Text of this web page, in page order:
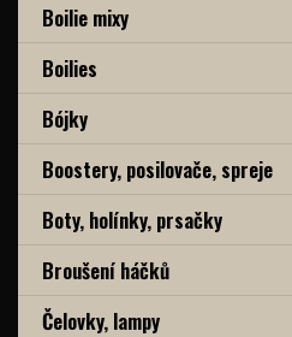
Boilie mixy
Boilies
Bójky
Boostery, posilovače, spreje
Boty, holínky, prsačky
Broušení háčků
Čelovky, lampy